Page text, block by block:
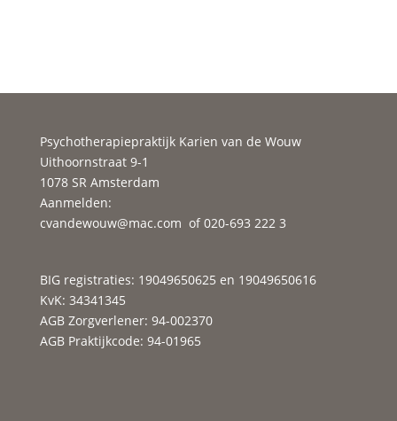
Psychotherapiepraktijk Karien van de Wouw
Uithoornstraat 9-1
1078 SR Amsterdam
Aanmelden:
cvandewouw@mac.com of 020-693 222 3
BIG registraties: 19049650625 en 19049650616
KvK: 34341345
AGB Zorgverlener: 94-002370
AGB Praktijkcode: 94-01965